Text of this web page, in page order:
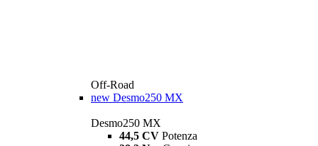
Off-Road
new Desmo250 MX
Desmo250 MX
44,5 CV Potenza